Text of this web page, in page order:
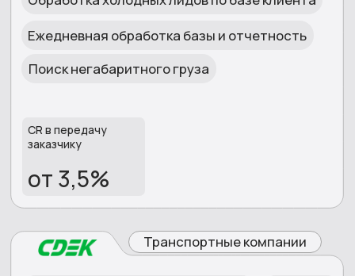
+7
конфиденциальности
персональных данных
данных
Получить консультацию эксперта
вами в течение 15 минут
НАЧНИТЕ РАБОТУ
С REPLY